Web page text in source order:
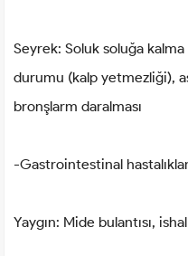
Seyrek: Soluk soluğa
durumu (kalp yetmezliği),
bronşlarm daralması
-Gastrointestinal
Yaygın: Mide bulantısı,